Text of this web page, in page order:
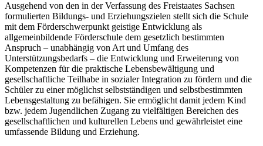
Ausgehend von den in der Verfassung des Freistaates Sachsen
formulierten Bildungs- und Erziehungszielen stellt sich die Schule
mit dem Förderschwerpunkt geistige Entwicklung als
allgemeinbildende Förderschule dem gesetzlich bestimmten
Anspruch – unabhängig von Art und Umfang des
Unterstützungsbedarfs – die Entwicklung und Erweiterung von
Kompetenzen für die praktische Lebensbewältigung und
gesellschaftliche Teilhabe in sozialer Integration zu fördern und die
Schüler zu einer möglichst selbstständigen und selbstbestimmten
Lebensgestaltung zu befähigen. Sie ermöglicht damit jedem Kind
bzw. jedem Jugendlichen Zugang zu vielfältigen Bereichen des
gesellschaftlichen und kulturellen Lebens und gewährleistet eine
umfassende Bildung und Erziehung.